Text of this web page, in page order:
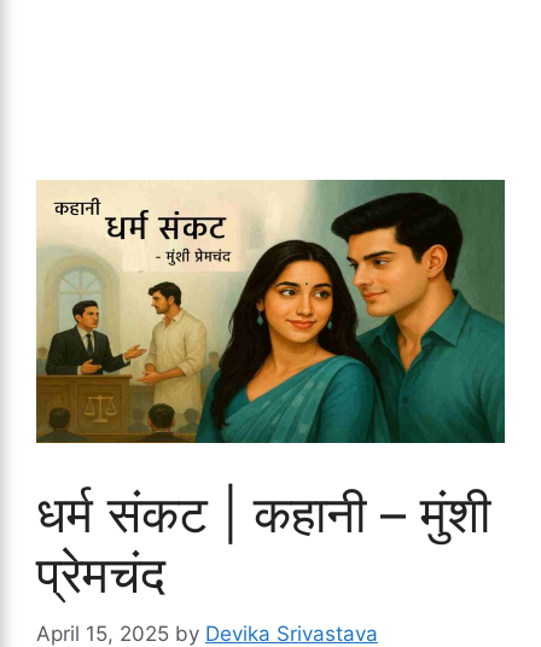
धर्म संकट | कहानी – मुंशी
प्रेमचंद
April 15, 2025 by Devika Srivastava